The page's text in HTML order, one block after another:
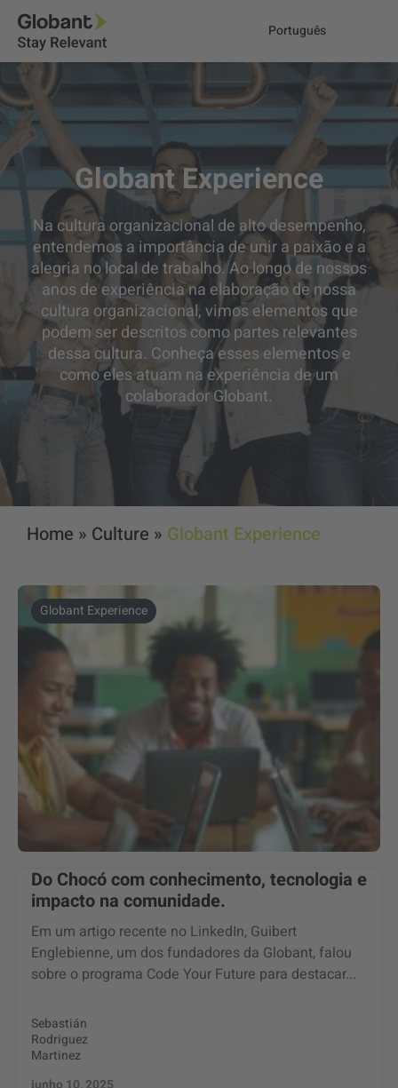
Português
Globant Experience
Na cultura organizacional de alto desempenho,
entendemos a importância de unir a paixão e a
alegria no local de trabalho. Ao longo de nossos
anos de experiência na elaboração de nossa
cultura organizacional, vimos elementos que
podem ser descritos como partes relevantes
dessa cultura. Conheça esses elementos e
como eles atuam na experiência de um
colaborador Globant.
Home » Culture » Globant Experience
Globant Experience
Do Chocó com conhecimento, tecnologia e
impacto na comunidade.
Em um artigo recente no LinkedIn, Guibert
Englebienne, um dos fundadores da Globant, falou
sobre o programa Code Your Future para destacar...
Sebastián
Rodriguez
Martinez